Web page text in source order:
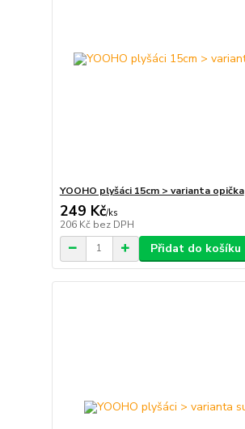
YOOHO plyšáci 15cm > varianta opička
249 Kč/ks
206 Kč bez DPH
Přidat do košíku